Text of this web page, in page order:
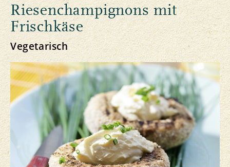
Riesenchampignons mit
Frischkäse
Vegetarisch